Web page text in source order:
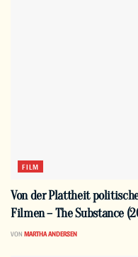
FILM
Von der Plattheit
Filmen – The Substance
VON MARTHA ANDERSEN